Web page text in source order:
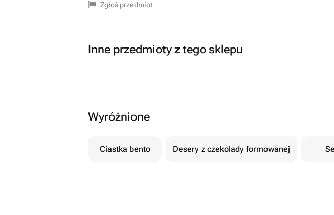
Zgłoś przedmiot
Inne przedmioty z tego sklepu
Wyróżnione
Ciastka bento Desery z czekolady formowanej